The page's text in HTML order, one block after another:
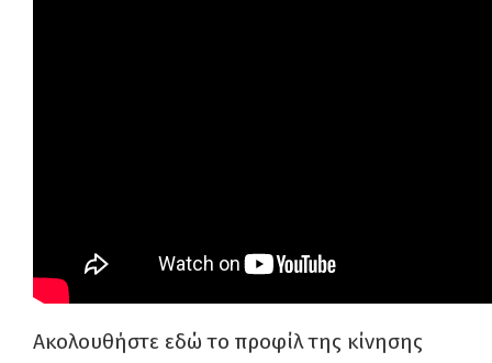
Ακολουθήστε εδώ το προφίλ της κίνησης